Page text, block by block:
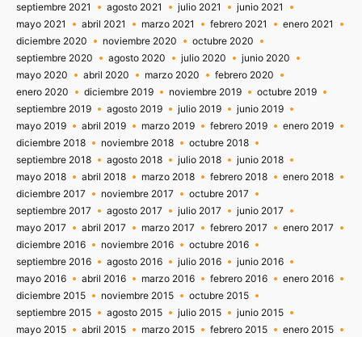
septiembre 2021
agosto 2021 julio 2021
junio 2021
mayo 2021
abril 2021 marzo 2021 febrero 2021
enero 2021
diciembre 2020
noviembre 2020
octubre 2020
septiembre 2020
agosto 2020 julio 2020
junio 2020
mayo 2020
abril 2020 marzo 2020
febrero 2020
enero 2020
diciembre 2019 noviembre 2019
octubre 2019
septiembre 2019
agosto 2019 julio 2019
junio 2019
mayo 2019
abril 2019 marzo 2019 febrero 2019
enero 2019
diciembre 2018
noviembre 2018
octubre 2018
septiembre 2018
agosto 2018 julio 2018
junio 2018
mayo 2018
abril 2018 marzo 2018 febrero 2018
enero 2018
diciembre 2017
noviembre 2017
octubre 2017
septiembre 2017
agosto 2017 julio 2017
junio 2017
mayo 2017
abril 2017 marzo 2017 febrero 2017
enero 2017
diciembre 2016
noviembre 2016
octubre 2016
septiembre 2016
agosto 2016 julio 2016
junio 2016
mayo 2016
abril 2016 marzo 2016 febrero 2016
enero 2016
diciembre 2015
noviembre 2015
octubre 2015
septiembre 2015
agosto 2015 julio 2015
junio 2015
mayo 2015
abril 2015 marzo 2015 febrero 2015
enero 2015